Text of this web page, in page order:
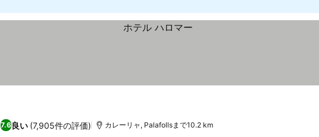
7.6良い (7,905件の評価) カレーリャ, Palafollsまで10.2 km